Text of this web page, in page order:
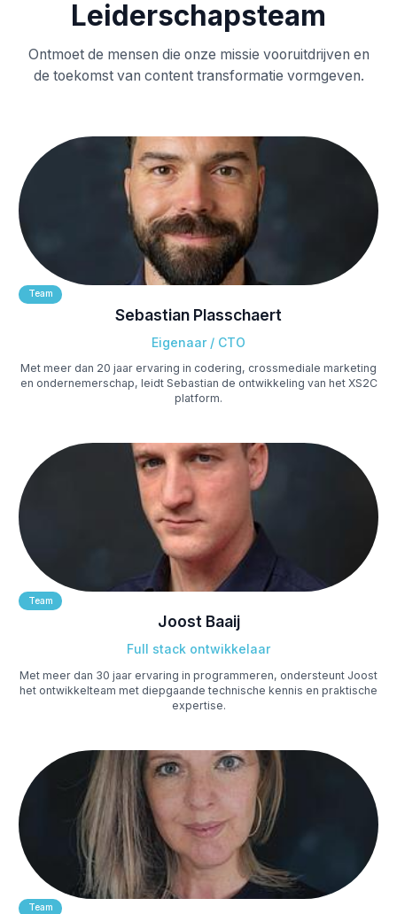
Leiderschapsteam
Ontmoet de mensen die onze missie vooruitdrijven en
de toekomst van content transformatie vormgeven.
Team
Sebastian Plasschaert
Eigenaar / CTO
Met meer dan 20 jaar ervaring in codering, crossmediale marketing
en ondernemerschap, leidt Sebastian de ontwikkeling van het XS2C
platform.
Team
Joost Baaij
Full stack ontwikkelaar
Met meer dan 30 jaar ervaring in programmeren, ondersteunt Joost
het ontwikkelteam met diepgaande technische kennis en praktische
expertise.
Team